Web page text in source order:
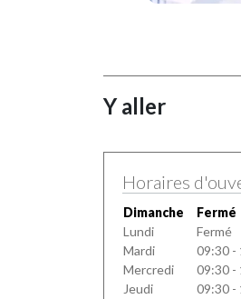
Y aller
Horaires
Dimanche
Fermé
Lundi
Fermé
Mardi
09:30 -
Mercredi
09:30 -
Jeudi
09:30 -